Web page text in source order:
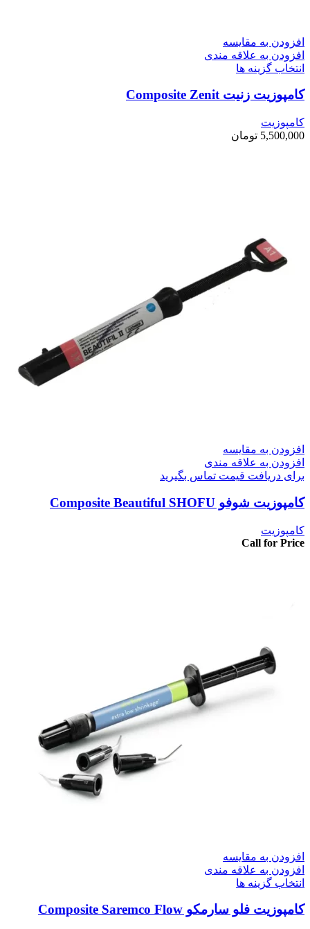
افزودن به مقایسه
افزودن به علاقه مندی
انتخاب گزینه ها
کامپوزیت زنیت Composite Zenit
کامپوزیت
5,500,000 تومان
افزودن به مقایسه
افزودن به علاقه مندی
برای دریافت قیمت تماس بگیرید
کامپوزیت شوفو Composite Beautiful SHOFU
کامپوزیت
Call for Price
افزودن به مقایسه
افزودن به علاقه مندی
انتخاب گزینه ها
کامپوزیت فلو سارمکو Composite Saremco Flow